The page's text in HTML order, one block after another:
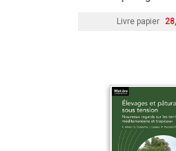
Livre papier